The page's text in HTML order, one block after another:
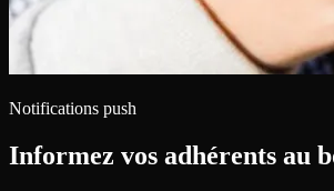
Notifications push
Informez vos adhérents au